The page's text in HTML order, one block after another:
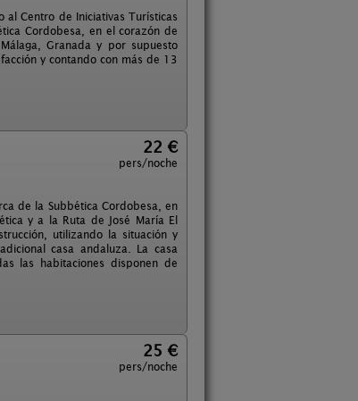
al Centro de Iniciativas Turísticas
Cordobesa, en el corazón de
Granada y por supuesto
y contando con más de 13
22 €
pers/noche
de la Subbética Cordobesa, en
y a la Ruta de José María El
utilizando la situación y
casa andaluza. La casa
las habitaciones disponen de
25 €
pers/noche